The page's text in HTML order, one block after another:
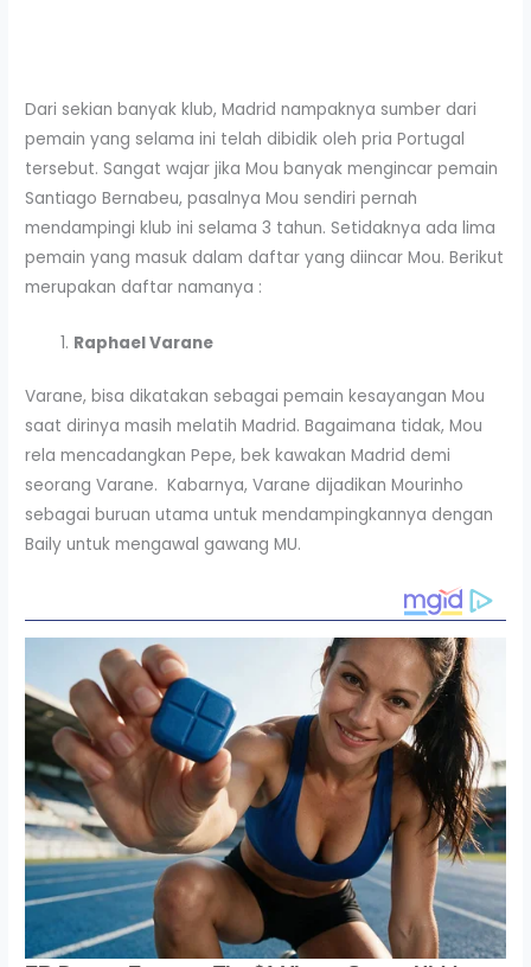
Dari sekian banyak klub, Madrid nampaknya sumber dari
pemain yang selama ini telah dibidik oleh pria Portugal
tersebut. Sangat wajar jika Mou banyak mengincar pemain
Santiago Bernabeu, pasalnya Mou sendiri pernah
mendampingi klub ini selama 3 tahun. Setidaknya ada lima
pemain yang masuk dalam daftar yang diincar Mou. Berikut
merupakan daftar namanya :
Raphael Varane
Varane, bisa dikatakan sebagai pemain kesayangan Mou
saat dirinya masih melatih Madrid. Bagaimana tidak, Mou
rela mencadangkan Pepe, bek kawakan Madrid demi
seorang Varane. Kabarnya, Varane dijadikan Mourinho
sebagai buruan utama untuk mendampingkannya dengan
Baily untuk mengawal gawang MU.